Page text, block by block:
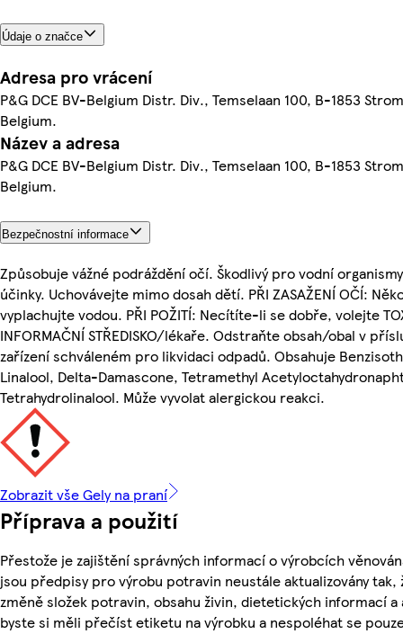
Údaje o značce
Adresa pro vrácení
P&G DCE BV-Belgium Distr. Div., Temselaan 100, B-1853
Belgium.
Název a adresa
P&G DCE BV-Belgium Distr. Div., Temselaan 100, B-1853
Belgium.
Bezpečnostní informace
Způsobuje vážné podráždění očí. Škodlivý pro vodní
účinky. Uchovávejte mimo dosah dětí. PŘI ZASAŽENÍ OČÍ:
vyplachujte vodou. PŘI POŽITÍ: Necítíte-li se dobře, volejte
INFORMAČNÍ STŘEDISKO/lékaře. Odstraňte obsah/obal v
zařízení schváleném pro likvidaci odpadů. Obsahuje
Linalool, Delta-Damascone, Tetramethyl
Tetrahydrolinalool. Může vyvolat alergickou reakci.
Zobrazit vše Gely na praní
Příprava a použití
Přestože je zajištění správných informací o výrobcích
jsou předpisy pro výrobu potravin neustále aktualizovány tak,
změně složek potravin, obsahu živin, dietetických informací a
byste si měli přečíst etiketu na výrobku a nespoléhat se